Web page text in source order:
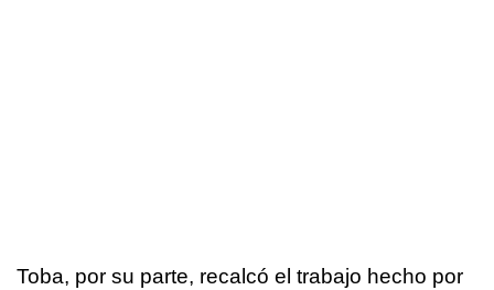
Toba, por su parte, recalcó el trabajo hecho por